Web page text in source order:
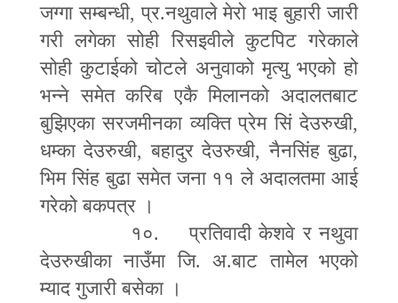
जग्गा सम्बन्धी,प्र.नथुवाले मेरो भाइ बुहारी जारी
गरी लगेका सोही रिसइवीले कुटपिट गरेकाले
सोही कुटाईको चोटले अनुवाको मृत्यु भएको हो
भन्ने समेत करिब एकै मिलानको अदालतबाट
बुझिएका सरजमीनका व्यक्ति प्रेम सिं देउरुखी,
धम्का देउरुखी,बहादुर देउरुखी,नैनसिंह बुढा,
भिम सिंह बुढा समेत जना ११ ले अदालतमा आई
गरेको बकपत्र ।
१०. प्रतिवादी केशवे र नथुवा
देउरुखीका नाउँमा जि. अ.बाट तामेल भएको
म्याद गुजारी बसेका ।